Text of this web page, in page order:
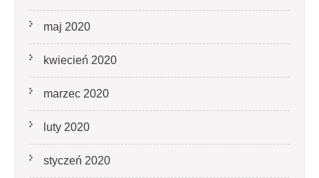
maj 2020
kwiecień 2020
marzec 2020
luty 2020
styczeń 2020